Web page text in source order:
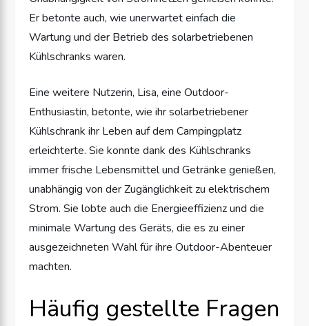
Er betonte auch, wie unerwartet einfach die
Wartung und der Betrieb des solarbetriebenen
Kühlschranks waren.
Eine weitere Nutzerin, Lisa, eine Outdoor-
Enthusiastin, betonte, wie ihr solarbetriebener
Kühlschrank ihr Leben auf dem Campingplatz
erleichterte. Sie konnte dank des Kühlschranks
immer frische Lebensmittel und Getränke genießen,
unabhängig von der Zugänglichkeit zu elektrischem
Strom. Sie lobte auch die Energieeffizienz und die
minimale Wartung des Geräts, die es zu einer
ausgezeichneten Wahl für ihre Outdoor-Abenteuer
machten.
Häufig gestellte Fragen